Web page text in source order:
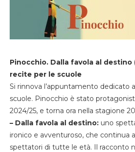
Pinocchio. Dalla favola al destino
recite per le scuole
Si rinnova l’appuntamento dedicato
scuole. Pinocchio è stato
2024/25, e torna ora nella stagione
– Dalla favola al destino: uno
ironico e avventuroso, che continua
spettatori di tutte le età. Il racconto